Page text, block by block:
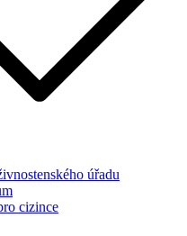
úřadu
cizince